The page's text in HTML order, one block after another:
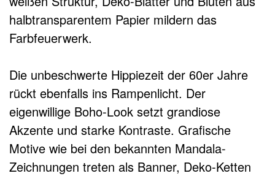
halbtransparentem Papier mildern das
Farbfeuerwerk.
Die unbeschwerte Hippiezeit der 60er Jahre
rückt ebenfalls ins Rampenlicht. Der
eigenwillige Boho-Look setzt grandiose
Akzente und starke Kontraste. Grafische
Motive wie bei den bekannten Mandala-
Zeichnungen treten als Banner, Deko-Ketten